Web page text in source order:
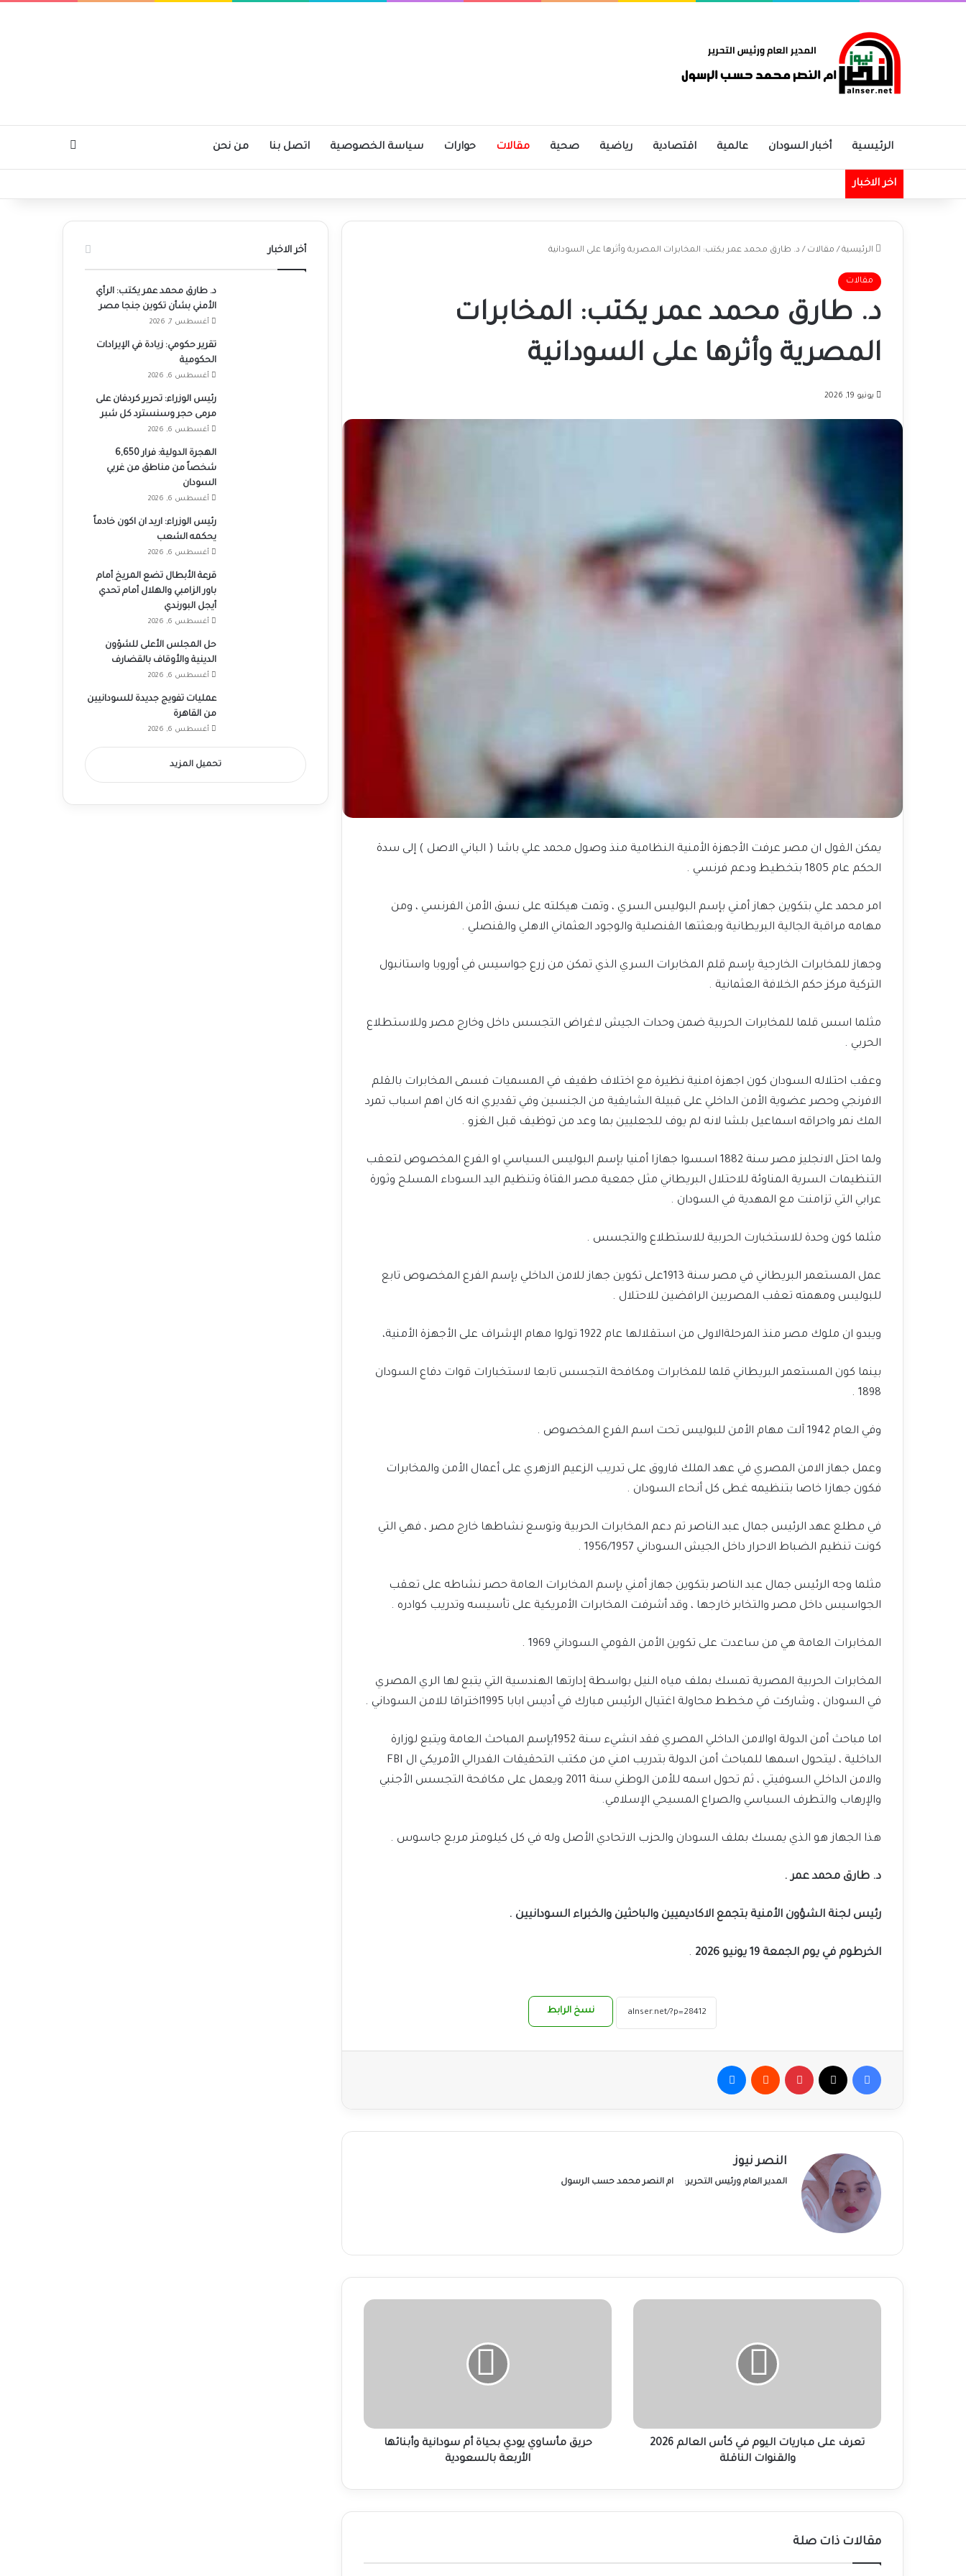
الرئيسية أخبار السودان عالمية اقتصادية رياضية صحية مقالات حوارات سياسة الخصوصية اتصل بنا من نحن
اخر الاخبار
الرئيسية / مقالات / د. طارق محمد عمر يكتب: المخابرات المصرية وأثرها على السودانية
مقالات
د. طارق محمد عمر يكتب: المخابرات
المصرية وأثرها على السودانية
يونيو 19, 2026
يمكن القول ان مصر عرفت الأجهزة الأمنية النظامية منذ وصول محمد علي باشا ( الباني الاصل ) إلى سدة
الحكم عام 1805 بتخطيط ودعم فرنسي .
امر محمد علي بتكوين جهاز أمني بإسم البوليس السري ، وتمت هيكلته على نسق الأمن الفرنسي ، ومن
مهامه مراقبة الجالية البريطانية وبعثتها القنصلية والوجود العثماني الاهلي والقنصلي .
وجهاز للمخابرات الخارجية بإسم قلم المخابرات السري الذي تمكن من زرع جواسيس في أوروبا واستانبول
التركية مركز حكم الخلافة العثمانية .
مثلما اسس قلما للمخابرات الحربية ضمن وحدات الجيش لاغراض التجسس داخل وخارج مصر وللاستطلاع
الحربي .
وعقب احتلاله السودان كون اجهزة امنية نظيرة مع اختلاف طفيف في المسميات فسمى المخابرات بالقلم
الافرنجي وحصر عضوية الأمن الداخلي على قبيلة الشايقية من الجنسين وفي تقديري انه كان اهم اسباب تمرد
المك نمر واحراقه اسماعيل بلشا لانه لم يوف للجعليين بما وعد من توظيف قبل الغزو .
ولما احتل الانجليز مصر سنة 1882 اسسوا جهازا أمنيا بإسم البوليس السياسي او الفرع المخصوص لتعقب
التنظيمات السرية المناوئة للاحتلال البريطاني مثل جمعية مصر الفتاة وتنظيم اليد السوداء المسلح وثورة
عرابي التي تزامنت مع المهدية في السودان .
مثلما كون وحدة للاستخبارت الحربية للاستطلاع والتجسس .
عمل المستعمر البريطاني في مصر سنة 1913على تكوين جهاز للامن الداخلي بإسم الفرع المخصوص تابع
للبوليس ومهمته تعقب المصريين الرافضين للاحتلال .
ويبدو ان ملوك مصر منذ المرحلةالاولى من استقلالها عام 1922 تولوا مهام الإشراف على الأجهزة الأمنية،
بينما كون المستعمر البريطاني قلما للمخابرات ومكافحة التجسس تابعا لاستخبارات قوات دفاع السودان
1898 .
وفي العام 1942 آلت مهام الأمن للبوليس تحت اسم الفرع المخصوص .
وعمل جهاز الامن المصري في عهد الملك فاروق على تدريب الزعيم الازهري على أعمال الأمن والمخابرات
فكون جهازا خاصا بتنظيمه غطى كل أنحاء السودان .
في مطلع عهد الرئيس جمال عبد الناصر تم دعم المخابرات الحربية وتوسع نشاطها خارج مصر ، فهي التي
كونت تنظيم الضباط الاحرار داخل الجيش السوداني 1956/1957 .
مثلما وجه الرئيس جمال عبد الناصر بتكوين جهاز أمني بإسم المخابرات العامة حصر نشاطه على تعقب
الجواسيس داخل مصر والتخابر خارجها ، وقد أشرفت المخابرات الأمريكية على تأسيسه وتدريب كوادره .
المخابرات العامة هي من ساعدت على تكوين الأمن القومي السوداني 1969 .
المخابرات الحربية المصرية تمسك بملف مياه النيل بواسطة إدارتها الهندسية التي يتبع لها الري المصري
في السودان ، وشاركت في مخطط محاولة اغتيال الرئيس مبارك في أديس ابابا 1995اختراقا للامن السوداني .
اما مباحث أمن الدولة اوالامن الداخلي المصري فقد انشيء سنة 1952بإسم المباحث العامة ويتبع لوزارة
الداخلية ، ليتحول اسمها للمباحث أمن الدولة بتدريب امني من مكتب التحقيقات الفدرالي الأمريكي ال FBI
والامن الداخلي السوفيتي ، ثم تحول اسمه للأمن الوطني سنة 2011 ويعمل على مكافحة التجسس الأجنبي
والإرهاب والتطرف السياسي والصراع المسيحي الإسلامي.
هذا الجهاز هو الذي يمسك بملف السودان والحزب الاتحادي الأصل وله في كل كيلومتر مربع جاسوس .
د. طارق محمد عمر .
رئيس لجنة الشؤون الأمنية بتجمع الاكاديميين والباحثين والخبراء السودانيين .
الخرطوم في يوم الجمعة 19 يونيو 2026 .
نسخ الرابط
فيسبوك بينتيريست
النصر نيوز
المدير العام ورئيس التحرير: ام النصر محمد حسب الرسول
تعرف
والقنوات
الناقلة
تعرف على مباريات اليوم في كأس العالم 2026
والقنوات الناقلة
حريق
بالسعودية
حريق مأساوي يودي بحياة أم سودانية وأبنائها
الأربعة بالسعودية
مقالات ذات صلة
أخر الاخبار
د. طارق محمد عمر يكتب: الرأي
الأمني بشأن تكوين جنجا مصر
أغسطس 7, 2026
تقرير حكومي: زيادة في الإيرادات
الحكومية
أغسطس 6, 2026
رئيس الوزراء: تحرير كردفان على
مرمى حجر وسنسترد كل شبر
أغسطس 6, 2026
الهجرة الدولية: فرار 6,650
شخصاً من مناطق من غربي
السودان
أغسطس 6, 2026
رئيس الوزراء: اريد ان اكون خادماً
يحكمه الشعب
أغسطس 6, 2026
قرعة الأبطال تضع المريخ أمام
باور الزامبي والهلال أمام تحدي
أيجل البورندي
أغسطس 6, 2026
حل المجلس الأعلى للشؤون
الدينية والأوقاف بالقضارف
أغسطس 6, 2026
عمليات تفويج جديدة للسودانيين
من القاهرة
أغسطس 6, 2026
تحميل المزيد